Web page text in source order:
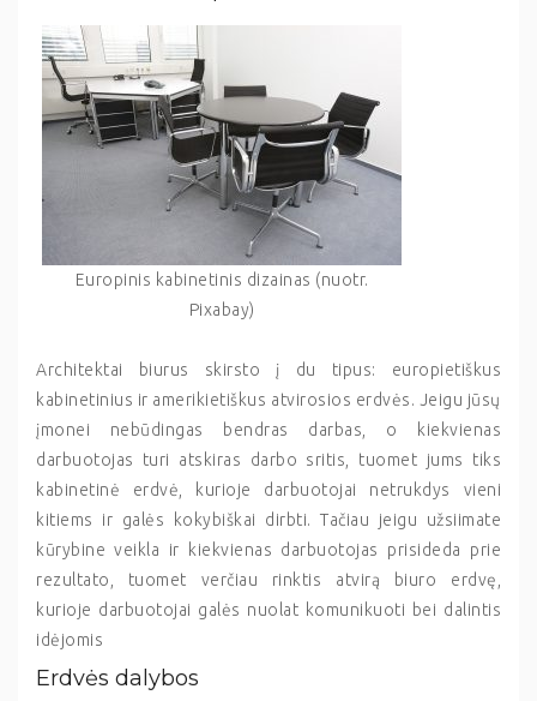
Europinis kabinetinis dizainas (nuotr.
Pixabay)
Architektai biurus skirsto į du tipus: europietiškus
kabinetinius ir amerikietiškus atvirosios erdvės. Jeigu jūsų
įmonei nebūdingas bendras darbas, o kiekvienas
darbuotojas turi atskiras darbo sritis, tuomet jums tiks
kabinetinė erdvė, kurioje darbuotojai netrukdys vieni
kitiems ir galės kokybiškai dirbti. Tačiau jeigu užsiimate
kūrybine veikla ir kiekvienas darbuotojas prisideda prie
rezultato, tuomet verčiau rinktis atvirą biuro erdvę,
kurioje darbuotojai galės nuolat komunikuoti bei dalintis
idėjomis
Erdvės dalybos